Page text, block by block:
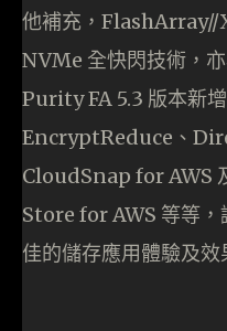
他補充，FlashArray//
NVMe 全快閃技術，
Purity FA 5.3 版本新
EncryptReduce、
CloudSnap for AWS
Store for AWS 等等，
佳的儲存應用體驗及效